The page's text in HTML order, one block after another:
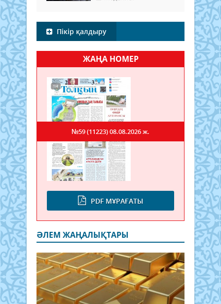
Пікір қалдыру
ЖАҢА НОМЕР
PDF МҰРАҒАТЫ
№59 (11223)08.08.2026 ж.
ӘЛЕМ ЖАҢАЛЫҚТАРЫ